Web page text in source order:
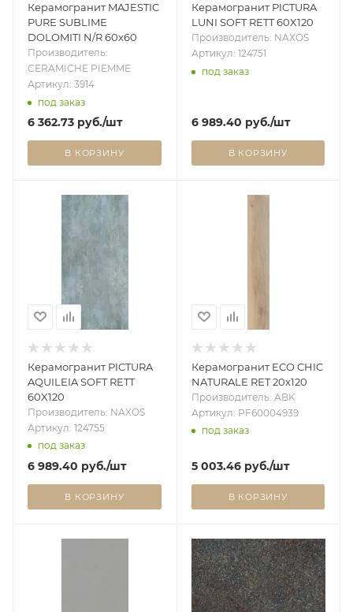
Керамогранит MAJESTIC
PURE SUBLIME
DOLOMITI N/R 60x60
Производитель:
CERAMICHE PIEMME
Артикул: 3914
под заказ
6 362.73 руб./шт
В КОРЗИНУ
Керамогранит PICTURA
LUNI SOFT RETT 60X120
Производитель: NAXOS
Артикул: 124751
под заказ
6 989.40 руб./шт
В КОРЗИНУ
Керамогранит PICTURA
AQUILEIA SOFT RETT
60X120
Производитель: NAXOS
Артикул: 124755
под заказ
6 989.40 руб./шт
В КОРЗИНУ
Керамогранит ECO CHIC
NATURALE RET 20x120
Производитель: ABK
Артикул: PF60004939
под заказ
5 003.46руб./шт
В КОРЗИНУ